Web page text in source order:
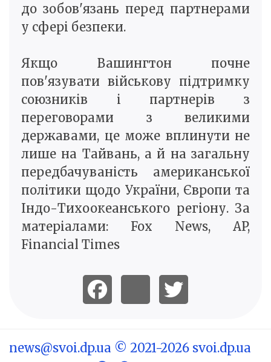
до зобов'язань перед партнерами
у сфері безпеки.
Якщо Вашингтон почне
пов'язувати військову підтримку
союзників і партнерів з
переговорами з великими
державами, це може вплинути не
лише на Тайвань, а й на загальну
передбачуваність американської
політики щодо України, Європи та
Індо-Тихоокеанського регіону. За
матеріалами: Fox News, AP,
Financial Times
news@svoi.dp.ua © 2021-2026 svoi.dp.ua